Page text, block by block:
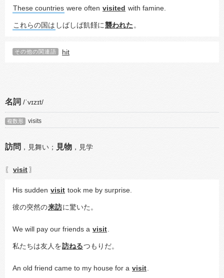
These countries were often visited with famine.
これらの国は しばしば飢饉に襲われた 。
その他の関連語 hit
名詞 /ˈvɪzɪt/
複数形 visits
訪問 ， 見舞い； 見物 ， 見学
〖 visit 〗
His sudden visit took me by surprise.
彼の突然の来訪に驚いた。
We will pay our friends a visit
私たちは友人を訪ねるつもりだ。
An old friend came to my house for a visit